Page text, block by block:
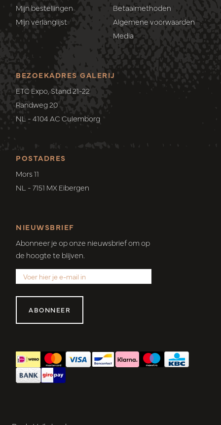
Mijn bestellingen
Mijn verlanglijst
Betaalmethoden
Algemene voorwaarden
Media
POSTADRES
Mors 11
NL - 7151 MX Eibergen
BEZOEKADRES GALERIJ
ETC Expo, Stand 21-22
Randweg 20
NL - 4104 AC Culemborg
NIEUWSBRIEF
Abonneer je op onze nieuwsbrief om op
de hoogte te blijven.
ABONNEER